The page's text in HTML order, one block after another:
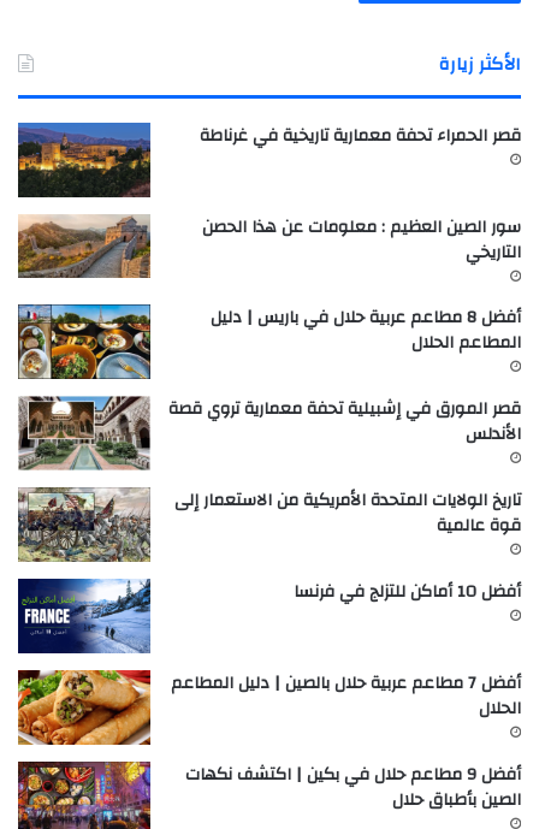
الأكثر زيارة
قصر الحمراء تحفة معمارية تاريخية في غرناطة
سور الصين العظيم : معلومات عن هذا الحصن
التاريخي
أفضل 8 مطاعم عربية حلال في باريس | دليل
المطاعم الحلال
قصر المورق في إشبيلية تحفة معمارية تروي قصة
الأندلس
تاريخ الولايات المتحدة الأمريكية من الاستعمار إلى
قوة عالمية
أفضل 10 أماكن للتزلج في فرنسا
أفضل 7 مطاعم عربية حلال بالصين | دليل المطاعم
الحلال
أفضل 9 مطاعم حلال في بكين | اكتشف نكهات
الصين بأطباق حلال